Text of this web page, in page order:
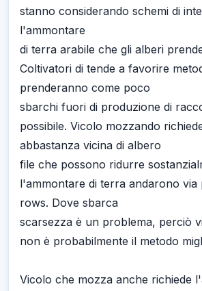
stanno considerando schemi di
l'ammontare
di terra arabile che gli alberi
Coltivatori di tende a favorire
prenderanno come poco
sbarchi fuori di produzione di
possibile. Vicolo mozzando
abbastanza vicina di albero
file che possono ridurre
l'ammontare di terra andarono
rows. Dove sbarca
scarsezza è un problema, perciò
non è probabilmente il metodo
Vicolo che mozza anche richiede